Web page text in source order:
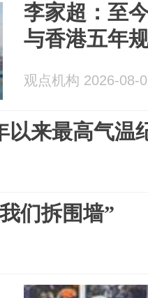
李家超：至
与香港五年
观点机构 2026-08-
以来最高气温
们拆围墙”